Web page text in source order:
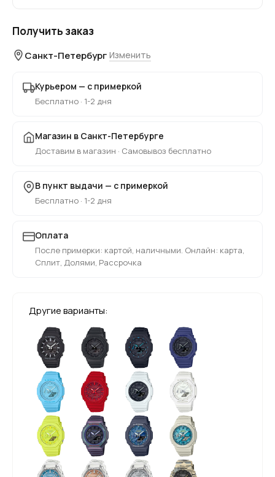
Получить заказ
Санкт-Петербург Изменить
Курьером — с примеркой
Бесплатно · 1-2 дня
Магазин в Санкт-Петербурге
Доставим в магазин · Самовывоз бесплатно
В пункт выдачи — с примеркой
Бесплатно · 1-2 дня
Оплата
После примерки: картой, наличными. Онлайн: карта,
Сплит, Долями, Рассрочка
Другие варианты: